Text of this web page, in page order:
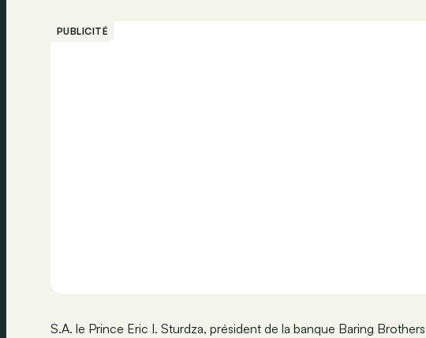
PUBLICITÉ
S.A. le Prince Eric I. Sturdza, président de la banque Baring